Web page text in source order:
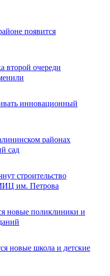
появится
второй очереди
инновационный
районах
сад
строительство
им. Петрова
новые поликлиники и
новые школа и детские